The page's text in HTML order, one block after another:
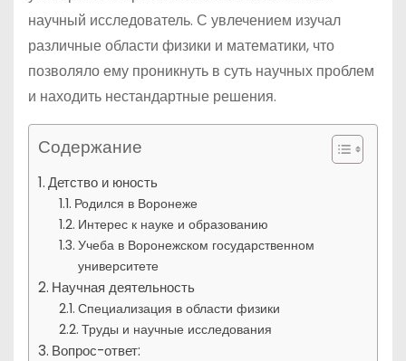
научный исследователь. С увлечением изучал
различные области физики и математики, что
позволяло ему проникнуть в суть научных проблем
и находить нестандартные решения.
Содержание
Детство и юность
Родился в Воронеже
Интерес к науке и образованию
Учеба в Воронежском государственном
университете
Научная деятельность
Специализация в области физики
Труды и научные исследования
Вопрос-ответ: